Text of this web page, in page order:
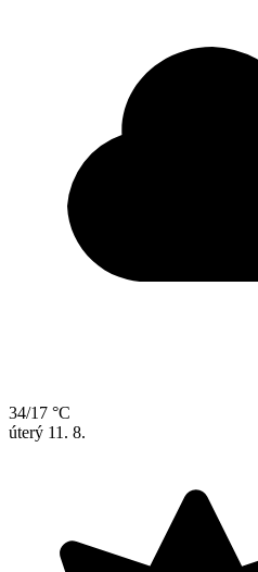
34/17 °C
úterý 11. 8.